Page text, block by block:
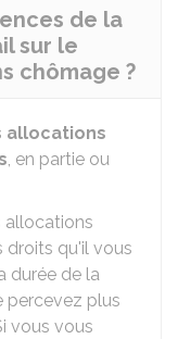
de la
sur le
chômage ?
allocations
, en partie ou
allocations
droits qu'il vous
durée de la
percevez plus
vous vous